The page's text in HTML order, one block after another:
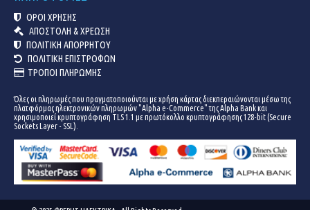
ΟΡΟΙ ΧΡΗΣΗΣ
ΑΠΟΣΤΟΛΗ & ΧΡΕΩΣΗ
ΠΟΛΙΤΙΚΗ ΑΠΟΡΡΗΤΟΥ
ΠΟΛΙΤΙΚΗ ΕΠΙΣΤΡΟΦΩΝ
ΤΡΟΠΟΙ ΠΛΗΡΩΜΗΣ
Όλες οι πληρωμές που πραγματοποιούνται με χρήση κάρτας διεκπεραιώνονται μέσω της
πλατφόρμας ηλεκτρονικών πληρωμών "Alpha e-Commerce" της Alpha Bank και
χρησιμοποιεί κρυπτογράφηση TLS 1.1 με πρωτόκολλο κρυπτογράφησης 128-bit (Secure
Sockets Layer - SSL).